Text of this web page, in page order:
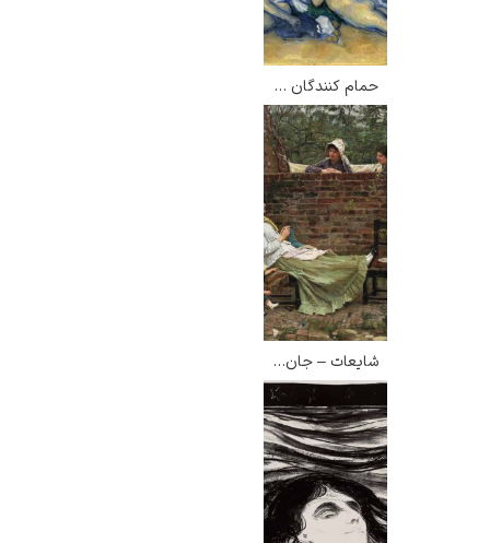
حمام کنندگان – پل سزان
شایعات – جان ویلیام واترهاوس